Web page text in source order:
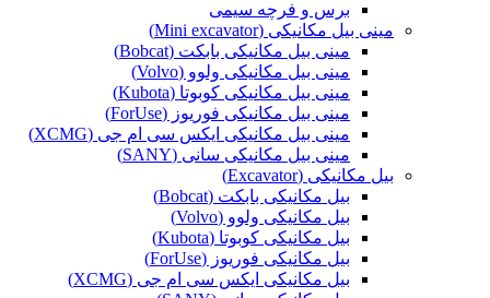
برس و فرچه سیمی
مینی بیل مکانیکی (Mini excavator)
مینی بیل مکانیکی بابکت (Bobcat)
مینی بیل مکانیکی ولوو (Volvo)
مینی بیل مکانیکی کوبوتا (Kubota)
مینی بیل مکانیکی فوریوز (ForUse)
مینی بیل مکانیکی ایکس سی ام جی (XCMG)
مینی بیل مکانیکی سانی (SANY)
بیل مکانیکی (Excavator)
بیل مکانیکی بابکت (Bobcat)
بیل مکانیکی ولوو (Volvo)
بیل مکانیکی کوبوتا (Kubota)
بیل مکانیکی فوریوز (ForUse)
بیل مکانیکی ایکس سی ام جی (XCMG)